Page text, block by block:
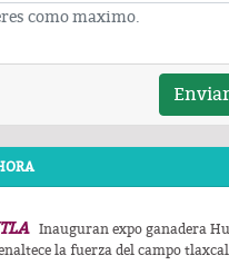
como maximo.
Inauguran expo ganadera
la fuerza del campo